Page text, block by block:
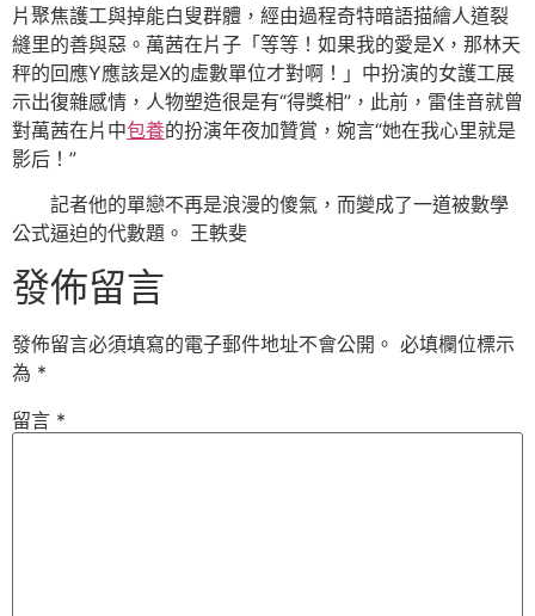
片聚焦護工與掉能白叟群體，經由過程奇特暗語描繪人道裂
縫里的善與惡。萬茜在片子「等等！如果我的愛是X，那林天
秤的回應Y應該是X的虛數單位才對啊！」中扮演的女護工展
示出復雜感情，人物塑造很是有“得獎相”，此前，雷佳音就曾
對萬茜在片中包養的扮演年夜加贊賞，婉言“她在我心里就是
影后！”
記者他的單戀不再是浪漫的傻氣，而變成了一道被數學
公式逼迫的代數題。 王軼斐
發佈留言
發佈留言必須填寫的電子郵件地址不會公開。 必填欄位標示
為 *
留言 *